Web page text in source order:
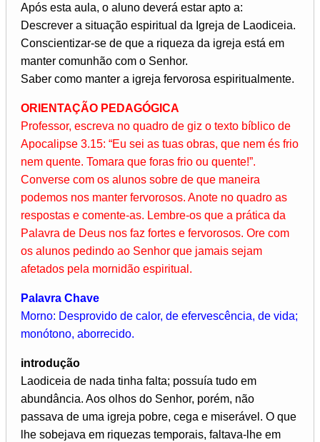
Após esta aula, o aluno deverá estar apto a:
Descrever a situação espiritual da Igreja de Laodiceia.
Conscientizar-se de que a riqueza da igreja está em
manter comunhão com o Senhor.
Saber como manter a igreja fervorosa espiritualmente.
ORIENTAÇÃO PEDAGÓGICA
Professor, escreva no quadro de giz o texto bíblico de
Apocalipse 3.15: “Eu sei as tuas obras, que nem és frio
nem quente. Tomara que foras frio ou quente!”.
Converse com os alunos sobre de que maneira
podemos nos manter fervorosos. Anote no quadro as
respostas e comente-as. Lembre-os que a prática da
Palavra de Deus nos faz fortes e fervorosos. Ore com
os alunos pedindo ao Senhor que jamais sejam
afetados pela mornidão espiritual.
Palavra Chave
Morno: Desprovido de calor, de efervescência, de vida;
monótono, aborrecido.
introdução
Laodiceia de nada tinha falta; possuía tudo em
abundância. Aos olhos do Senhor, porém, não
passava de uma igreja pobre, cega e miserável. O que
lhe sobejava em riquezas temporais, faltava-lhe em